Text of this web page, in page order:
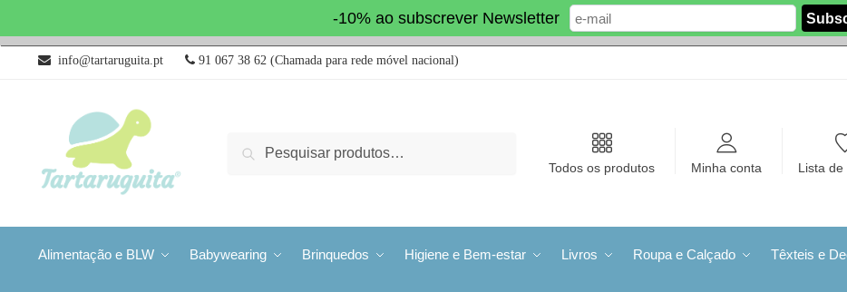
-10% ao subscrever Newsletter
info@tartaruguita.pt 91 067 38 62 (Chamada para rede móvel nacional)
Pesquisa
Todos os produtos Minha conta Lista de
Alimentação e BLW Babywearing Brinquedos Higiene e Bem-estar Livros Roupa e Calçado Têxteis e